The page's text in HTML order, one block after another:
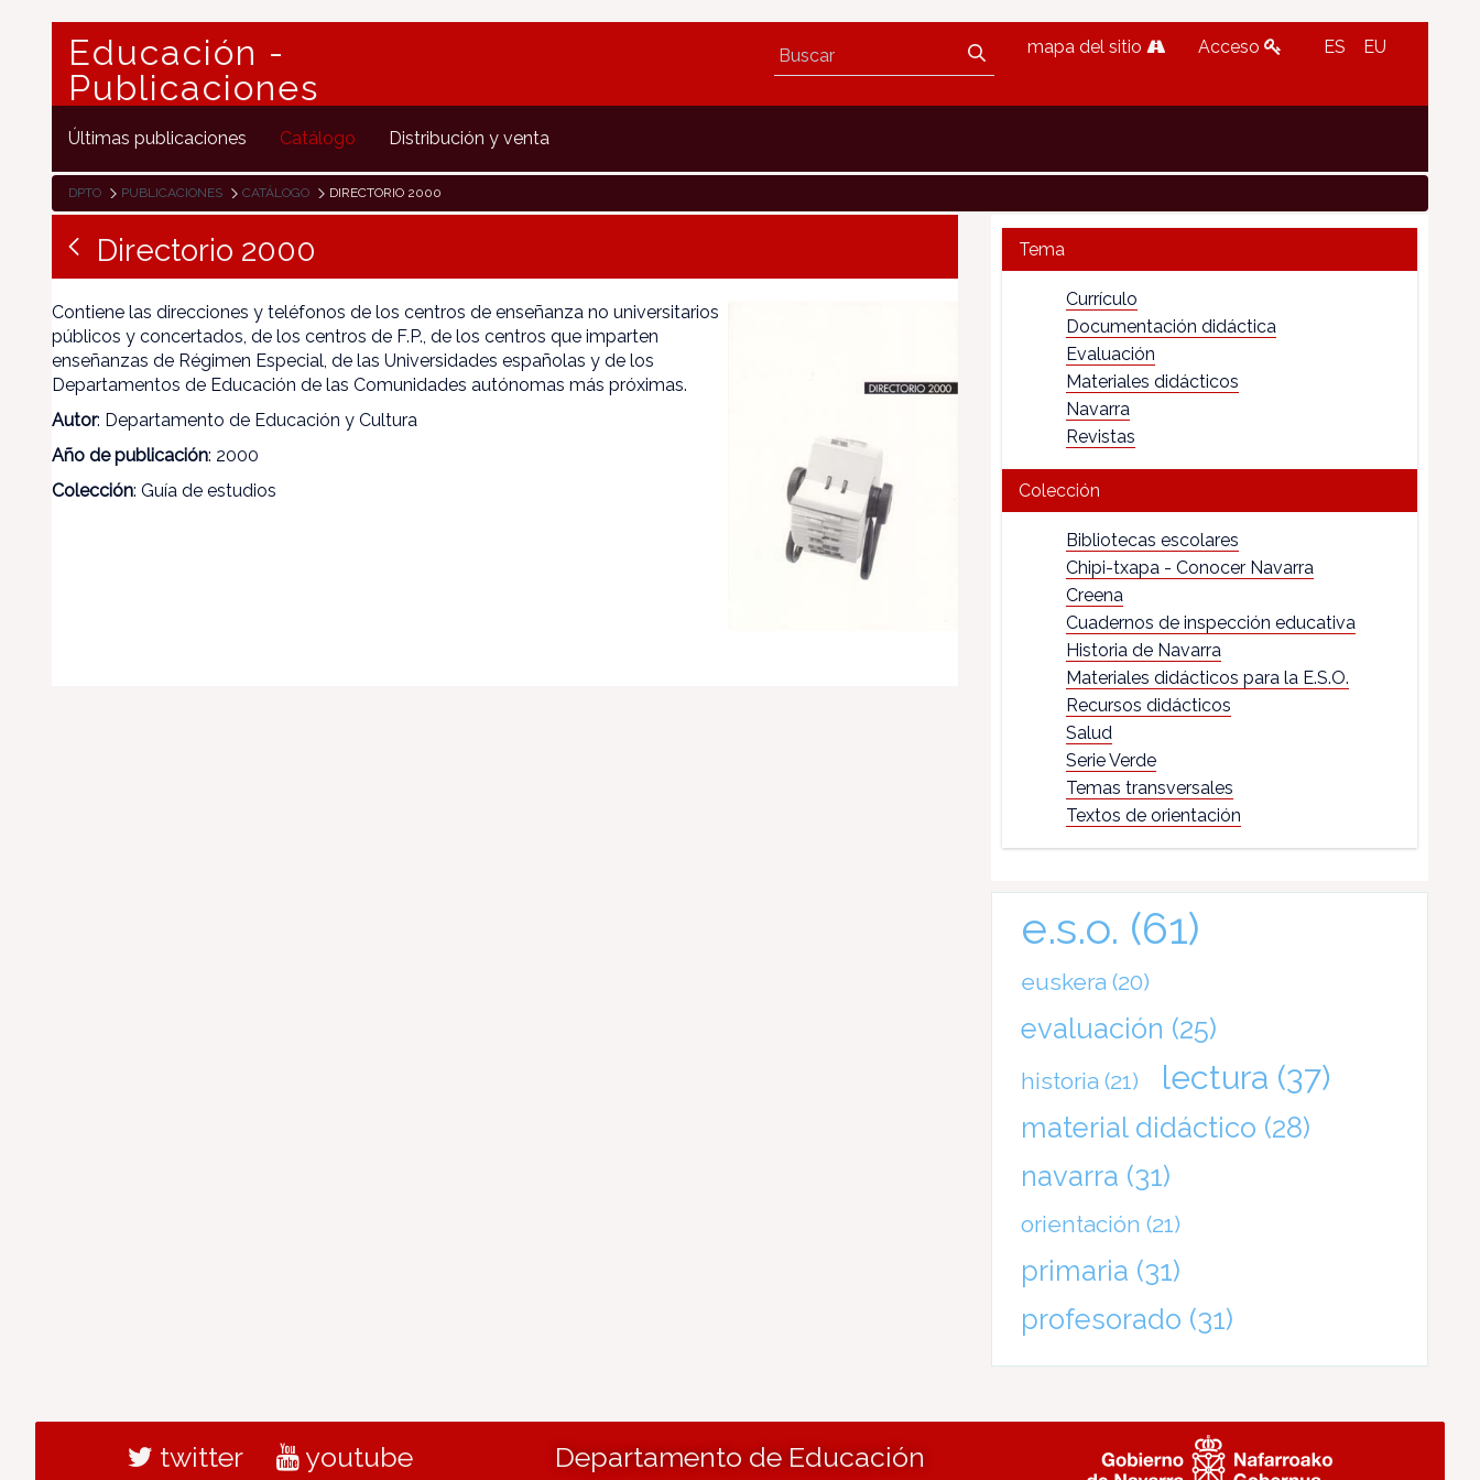
Educación -
Publicaciones
mapa del sitio Acceso ES EU
Últimas publicaciones Catálogo Distribución y venta
DPTO PUBLICACIONES CATÁLOGO DIRECTORIO 2000
Directorio 2000
Contiene las direcciones y teléfonos de los centros de enseñanza no universitarios
públicos y concertados, de los centros de F.P., de los centros que imparten
enseñanzas de Régimen Especial, de las Universidades españolas y de los
Departamentos de Educación de las Comunidades autónomas más próximas.
Autor: Departamento de Educación y Cultura
Año de publicación: 2000
Colección: Guía de estudios
Tema
Currículo
Documentación didáctica
Evaluación
Materiales didácticos
Navarra
Revistas
Colección
Bibliotecas escolares
Chipi-txapa - Conocer Navarra
Creena
Cuadernos de inspección educativa
Historia de Navarra
Materiales didácticos para la E.S.O.
Recursos didácticos
Salud
Serie Verde
Temas transversales
Textos de orientación
e.s.o. (61)
euskera (20)
evaluación (25)
historia (21) lectura (37)
material didáctico (28)
navarra (31)
orientación (21)
primaria (31)
profesorado (31)
twitter youtube Departamento de Educación